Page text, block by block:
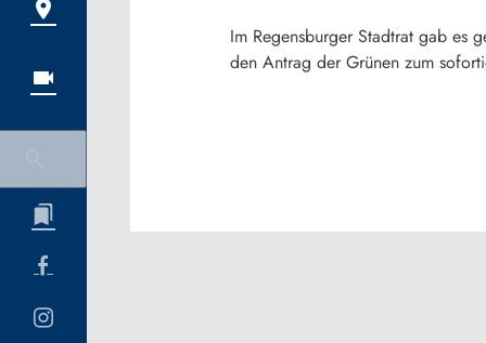
Im Regensburger Stadtrat gab es
den Antrag der Grünen zum